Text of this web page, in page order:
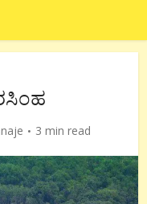
3 min read